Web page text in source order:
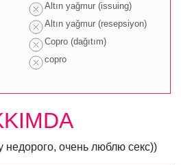
Altın yağmur (issuing)
Altın yağmur (resepsiyon)
Copro (dağıtım)
copro
очень люблю секс))